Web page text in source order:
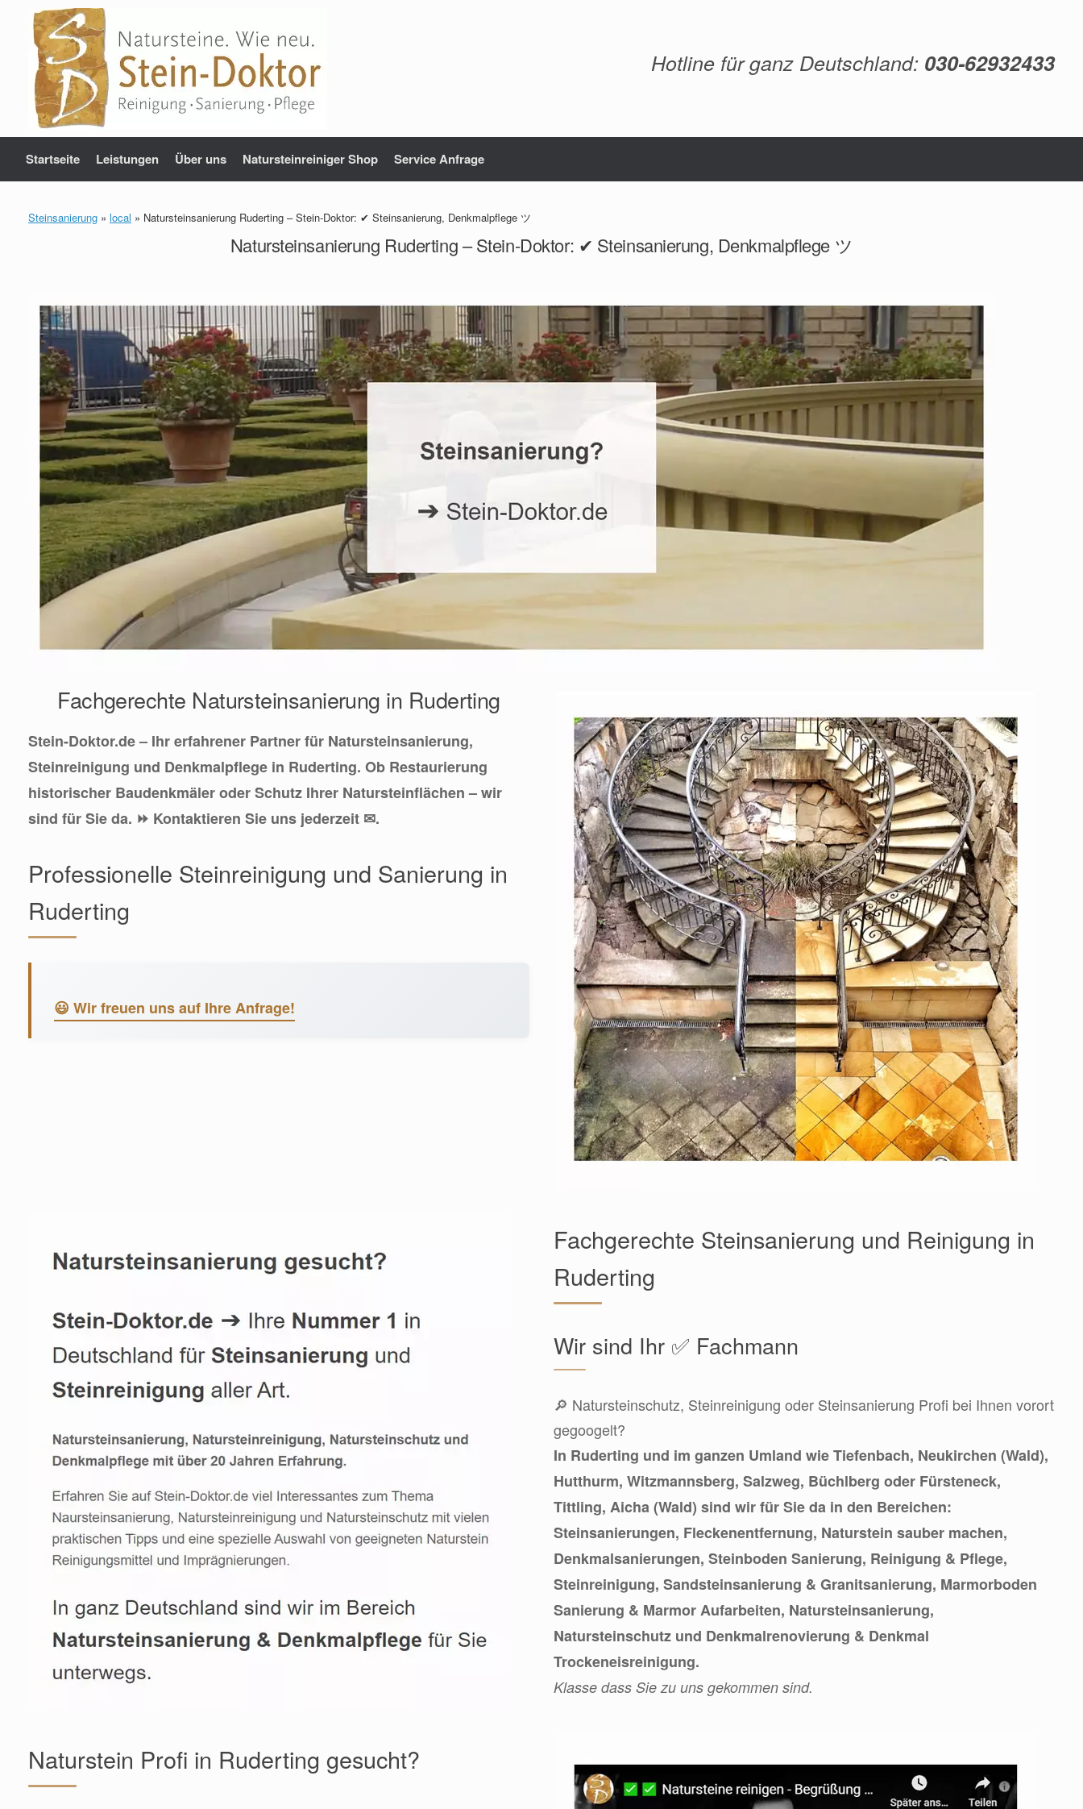
springen
Hotline für ganz Deutschland: 030-62932433
Startseite Leistungen Über uns Natursteinreiniger Shop Service Anfrage
Steinsanierung » local » Natursteinsanierung Ruderting – Stein-Doktor: ✔ Steinsanierung, Denkmalpflege ツ
Natursteinsanierung Ruderting – Stein-Doktor: ✔ Steinsanierung, Denkmalpflege ツ
Fachgerechte Natursteinsanierung in Ruderting
Stein-Doktor.de – Ihr erfahrener Partner für Natursteinsanierung,
Steinreinigung und Denkmalpflege in Ruderting. Ob Restaurierung
historischer Baudenkmäler oder Schutz Ihrer Natursteinflächen – wir
sind für Sie da. ⏩ Kontaktieren Sie uns jederzeit ✉.
Professionelle Steinreinigung und Sanierung in
Ruderting
😃 Wir freuen uns auf Ihre Anfrage!
Fachgerechte Steinsanierung und Reinigung in
Ruderting
Wir sind Ihr ✅ Fachmann
🔎 Natursteinschutz, Steinreinigung oder Steinsanierung Profi bei Ihnen vorort
gegoogelt?
In Ruderting und im ganzen Umland wie Tiefenbach, Neukirchen (Wald),
Hutthurm, Witzmannsberg, Salzweg, Büchlberg oder Fürsteneck,
Tittling, Aicha (Wald) sind wir für Sie da in den Bereichen:
Steinsanierungen, Fleckenentfernung, Naturstein sauber machen,
Denkmalsanierungen, Steinboden Sanierung, Reinigung & Pflege,
Steinreinigung, Sandsteinsanierung & Granitsanierung, Marmorboden
Sanierung & Marmor Aufarbeiten, Natursteinsanierung,
Natursteinschutz und Denkmalrenovierung & Denkmal
Trockeneisreinigung.
Klasse dass Sie zu uns gekommen sind.
Naturstein Profi in Ruderting gesucht?